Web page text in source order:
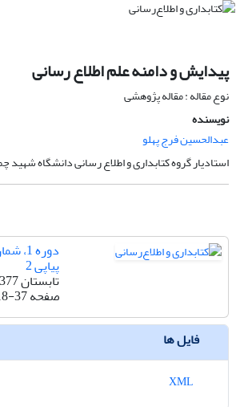
پیدایش و دامنه علم اطلاع رسانی
نوع مقاله : مقاله پژوهشی
نویسنده
عبدالحسین فرج پهلو
استادیار گروه کتابداری و اطلاع رسانی دانشگاه شهید
پیاپی 2
تابستان 1377
صفحه37
فایل ها